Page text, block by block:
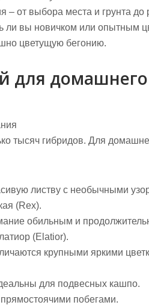
– от выбора места и грунта
ли вы новичком или опытным
цветущую бегонию.
для домашнего
тысяч гибридов. Для
листву с необычными
(Rex).
обильным и
(Elatior).
крупными яркими
для подвесных кашпо.
побегами.